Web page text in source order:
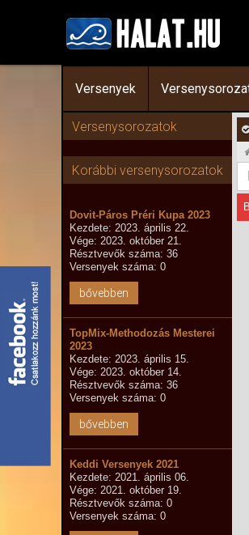
Versenyek
Versenysorozatok
Korábbi versenysorozatok
Dovit-Páros Préri Kupa 2023
Kezdete: 2023. április 22.
Vége: 2023. október 21.
Résztvevők száma: 36
Versenyek száma: 0
bővebben
TopMix-Methodozás Mesterei
2023
Kezdete: 2023. április 15.
Vége: 2023. október 14.
Résztvevők száma: 36
Versenyek száma: 0
bővebben
Keddi Versenyek 2021
Kezdete: 2021. április 06.
Vége: 2021. október 19.
Résztvevők száma: 0
Versenyek száma: 0